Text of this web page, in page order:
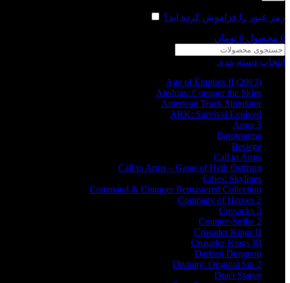
رمز عبور را فراموش کرده اید؟
0 محصول 0 تومان
انتخاب دسته بندی
Age of Empires II (2013)
Airships: Conquer the Skies
American Truck Simulator
ARK: Survival Evolved
Arma 3
Barotrauma
Besiege
Call to Arms
Call to Arms – Gates of Hell: Ostfront
Cities: Skylines
Command & Conquer Remastered Collection
Company of Heroes 2
Cossacks 3
Counter-Strike 2
Crusader Kings II
Crusader Kings III
Darkest Dungeon
Divinity: Original Sin 2
Don't Starve